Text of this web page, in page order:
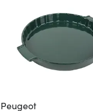
Peugeot